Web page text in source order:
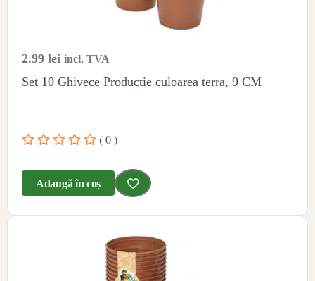
2.99 lei incl. TVA
Set 10 Ghivece Productie culoarea terra, 9 CM
( 0 )
Adaugă în coș